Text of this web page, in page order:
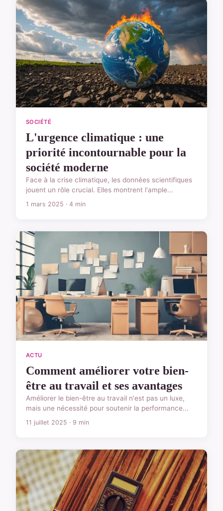
SOCIÉTÉ
L'urgence climatique : une
priorité incontournable pour la
société moderne
Face à la crise climatique, les données scientifiques
jouent un rôle crucial. Elles montrent l'ample...
1 mars 2025 · 4 min
ACTU
Comment améliorer votre bien-
être au travail et ses avantages
Améliorer le bien-être au travail n'est pas un luxe,
mais une nécessité pour soutenir la performance...
11 juillet 2025 · 9 min